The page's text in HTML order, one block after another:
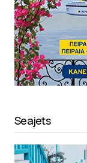
Seajets